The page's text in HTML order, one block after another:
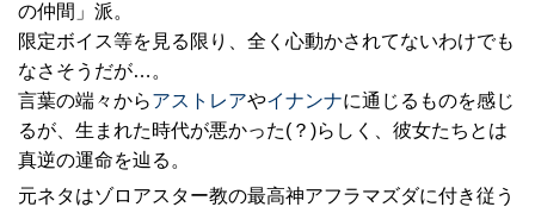
の仲間」派。
限定ボイス等を見る限り、全く心動かされてないわけでも
なさそうだが…。
言葉の端々からアストレアやイナンナに通じるものを感じ
るが、生まれた時代が悪かった(？)らしく、彼女たちとは
真逆の運命を辿る。
元ネタはゾロアスター教の最高神アフラマズダに付き従う